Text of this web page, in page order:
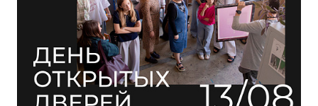
Проекты студентов
Работы студентов
«Живые» проекты
Участие в выставках